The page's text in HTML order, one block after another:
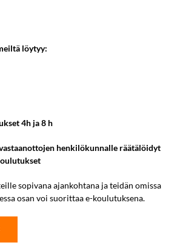
löytyy:
4h ja 8 h
henkilökunnalle räätälöidyt
sopivana ajankohtana ja teidän omissa
osan voi suorittaa e-koulutuksena.